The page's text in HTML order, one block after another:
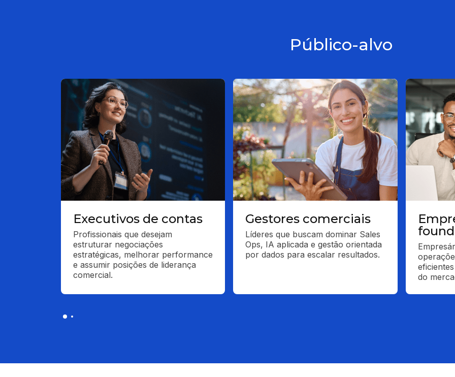
Público-alvo
Executivos de contas
Profissionais que desejam
estruturar negociações
estratégicas, melhorar performance
e assumir posições de liderança
comercial.
Gestores comerciais
Líderes que buscam dominar Sales
Ops, IA aplicada e gestão orientada
por dados para escalar resultados.
do